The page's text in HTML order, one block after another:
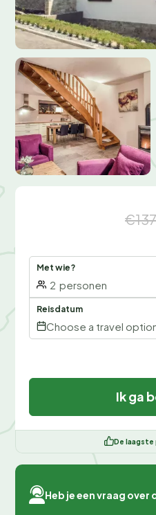
Met wie?
2 personen
Reisdatum
Choose a travel
Ik ga
De laagste
Heb je een vraag